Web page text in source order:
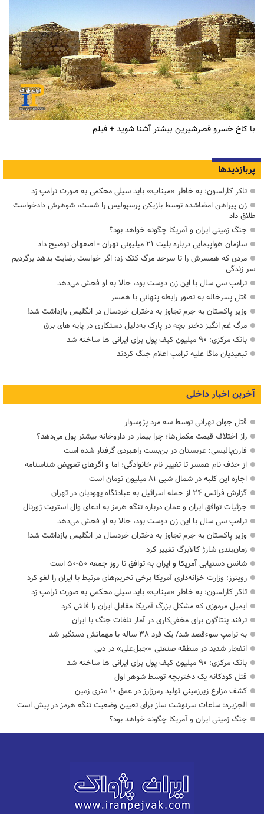
با کاخ خسرو قصرشیرین بیشتر آشنا شوید + فیلم
پربازدیدها
تاکر کارلسون: به خاطر «میناب» باید سیلی محکمی به صورت ترامپ زد
زن پیراهن امضاشده توسط بازیکن پرسپولیس را شست، شوهرش دادخواست
طلاق داد
جنگ زمینی ایران و آمریکا چگونه خواهد بود؟
سازمان هواپیمایی درباره بلیت ۲۱ میلیونی تهران - اصفهان توضیح داد
مردی که همسرش را تا سرحد مرگ کتک زد: اگر خواست رضایت بدهد برگردیم
سر زندگی
ترامپ سی سال با این زن دوست بود، حالا به او فحش می‌دهد
قتل پسرخاله به تصور رابطه پنهانی با همسر
وزیر پاکستان به جرم تجاوز به دختران خردسال در انگلیس بازداشت شد!
مرگ غم انگیز دختر بچه در پارک به‌دلیل دستکاری در پایه های برق
بانک مرکزی: ۹۰ میلیون کیف پول برای ایرانی ها ساخته شد
تبعیدیان ماگا علیه ترامپ اعلام جنگ کردند
آخرین اخبار داخلی
قتل جوان تهرانی توسط سه مرد پژوسوار
راز اختلاف قیمت مکمل‌ها؛ چرا بیمار در داروخانه بیشتر پول می‌دهد؟
فارن‌پالیسی: عربستان در بن‌بست راهبردی گرفتار شده است
از حذف نام همسر تا تغییر نام خانوادگی؛ اما و اگرهای تعویض شناسنامه
اجاره این کلبه در شمال شبی ۸۱ میلیون تومان است
گزارش فرانس ۲۴ از حمله اسرائیل به عبادتگاه یهودیان در تهران
جزئیات توافق ایران و عمان درباره تنگه هرمز به ادعای وال استریت ژورنال
ترامپ سی سال با این زن دوست بود، حالا به او فحش می‌دهد
وزیر پاکستان به جرم تجاوز به دختران خردسال در انگلیس بازداشت شد!
زمان‌بندی شارژ کالابرگ تغییر کرد
شانس دستیابی آمریکا و ایران به توافق تا روز جمعه ۵۰-۵۰ است
رویترز: وزارت خزانه‌داری آمریکا برخی تحریم‌های مرتبط با ایران را لغو کرد
تاکر کارلسون: به خاطر «میناب» باید سیلی محکمی به صورت ترامپ زد
ایمیل مرموزی که مشکل بزرگ آمریکا مقابل ایران را فاش کرد
ترفند پنتاگون برای مخفی‌کاری در آمار تلفات جنگ با ایران
به ترامپ سوءقصد شد/ یک فرد ۳۸ ساله با مهماتش دستگیر شد
انفجار شدید در منطقه صنعتی «جبل‌علی» در دبی
بانک مرکزی: ۹۰ میلیون کیف پول برای ایرانی ها ساخته شد
قتل کودکانه یک دختربچه توسط شوهر اول
کشف مزارع زیرزمینی تولید رمرزارز در عمق ۱۰ متری زمین
الجزیره: ساعات سرنوشت ساز برای تعیین وضعیت تنگه هرمز در پیش است
جنگ زمینی ایران و آمریکا چگونه خواهد بود؟